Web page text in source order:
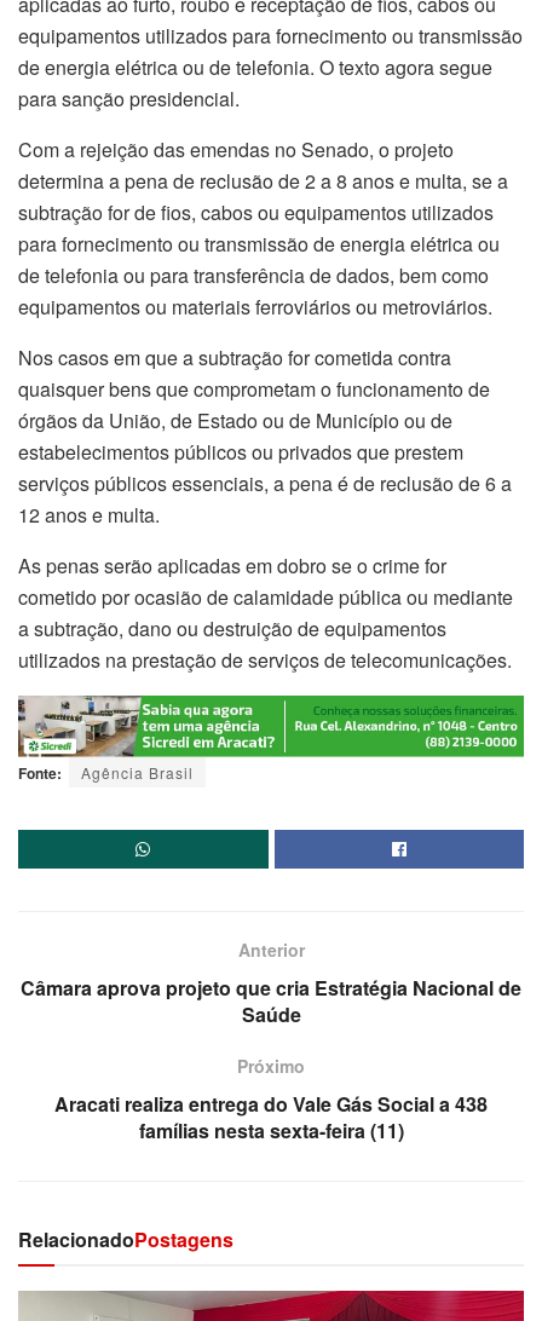
equipamentos utilizados para fornecimento ou transmissão
de energia elétrica ou de telefonia. O texto agora segue
para sanção presidencial.
Com a rejeição das emendas no Senado, o projeto
determina a pena de reclusão de 2 a 8 anos e multa, se a
subtração for de fios, cabos ou equipamentos utilizados
para fornecimento ou transmissão de energia elétrica ou
de telefonia ou para transferência de dados, bem como
equipamentos ou materiais ferroviários ou metroviários.
Nos casos em que a subtração for cometida contra
quaisquer bens que comprometam o funcionamento de
órgãos da União, de Estado ou de Município ou de
estabelecimentos públicos ou privados que prestem
serviços públicos essenciais, a pena é de reclusão de 6 a
12 anos e multa.
As penas serão aplicadas em dobro se o crime for
cometido por ocasião de calamidade pública ou mediante
a subtração, dano ou destruição de equipamentos
utilizados na prestação de serviços de telecomunicações.
Fonte: Agência Brasil
Anterior
Câmara aprova projeto que cria Estratégia Nacional de
Saúde
Próximo
Aracati realiza entrega do Vale Gás Social a 438
famílias nesta sexta-feira (11)
RelacionadoPostagens